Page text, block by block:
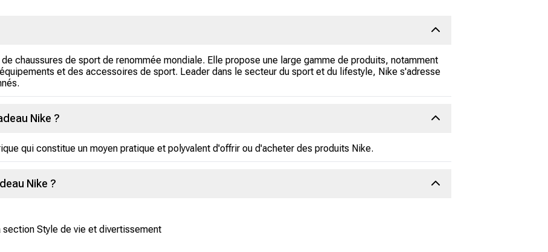
chaussures de sport de renommée mondiale. Elle propose une large gamme de produits, notamment
et des accessoires de sport. Leader dans le secteur du sport et du lifestyle, Nike s'adresse
Nike ?
qui constitue un moyen pratique et polyvalent d'offrir ou d'acheter des produits Nike.
Nike ?
Style de vie et divertissement